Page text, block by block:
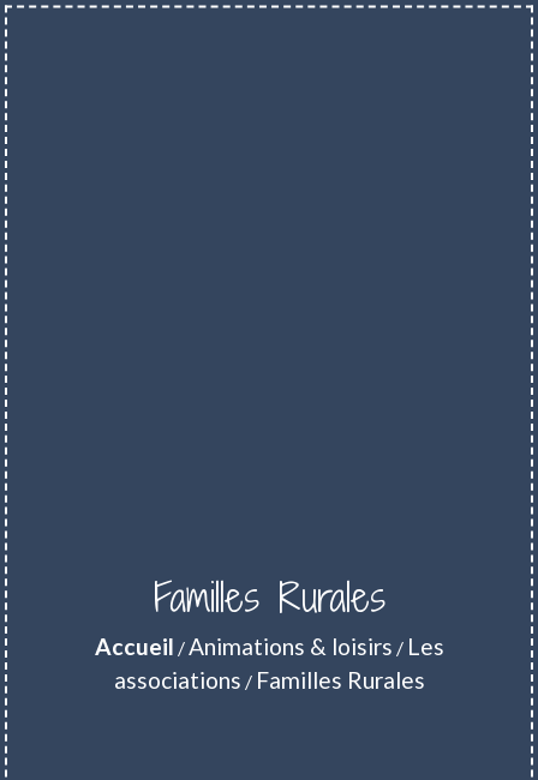
Familles Rurales
Accueil /Animations & loisirs / Les
associations / Familles Rurales